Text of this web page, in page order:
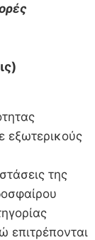
εξωτερικούς
της
επιτρέπονται